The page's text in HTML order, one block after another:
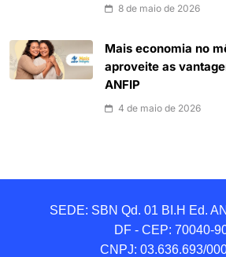
8 de maio de 2026
Mais economia no
aproveite as
ANFIP
4 de maio de 2026
SEDE: SBN Qd. 01 BI.H Ed.
DF - CEP: 70040-
CNPJ: 03.636.693/